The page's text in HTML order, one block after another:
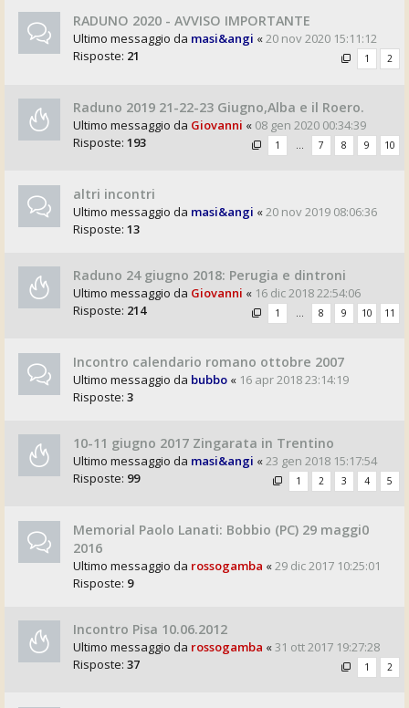
RADUNO 2020 - AVVISO IMPORTANTE
Ultimo messaggio da masi&angi «20 nov 2020 15:11:12
Risposte: 21 1 2
Raduno 2019 21-22-23 Giugno,Alba e il Roero.
Ultimo messaggio da Giovanni « 08 gen 2020 00:34:39
Risposte: 193 1 … 7 8 9 10
altri incontri
Ultimo messaggio da masi&angi «20 nov 2019 08:06:36
Risposte: 13
Raduno 24 giugno 2018: Perugia e dintroni
Ultimo messaggio da Giovanni « 16 dic 2018 22:54:06
Risposte: 214 1 … 8 9 10 11
Incontro calendario romano ottobre 2007
Ultimo messaggio da bubbo « 16 apr 2018 23:14:19
Risposte: 3
10-11 giugno 2017 Zingarata in Trentino
Ultimo messaggio da masi&angi «23 gen 2018 15:17:54
Risposte: 99 1 2 3 4 5
Memorial Paolo Lanati: Bobbio (PC) 29 maggi0
2016
Ultimo messaggio da rossogamba «29 dic 2017 10:25:01
Risposte: 9
Incontro Pisa 10.06.2012
Ultimo messaggio da rossogamba «31 ott 2017 19:27:28
Risposte: 37 1 2